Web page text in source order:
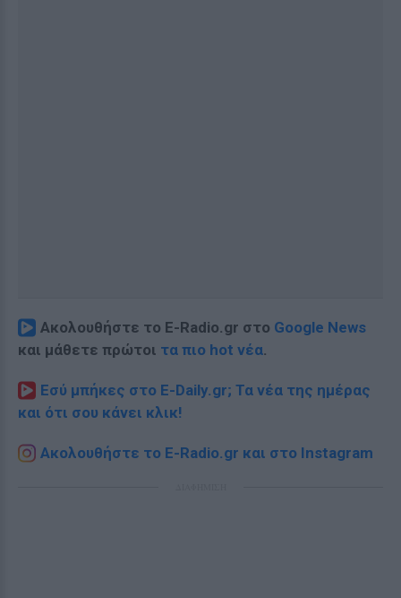
Ακολουθήστε το E-Radio.gr στο Google News
και μάθετε πρώτοι τα πιο hot νέα.
Εσύ μπήκες στο E-Daily.gr; Τα νέα της ημέρας
και ότι σου κάνει κλικ!
Ακολουθήστε το E-Radio.gr και στο Instagram